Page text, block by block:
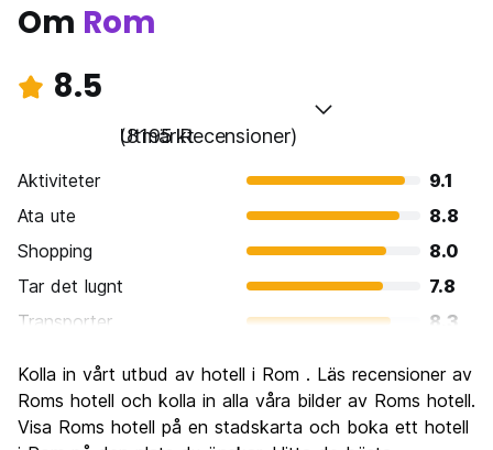
Om Rom
8.5
Utmärkt
(8195 Recensioner)
Aktiviteter
9.1
Ata ute
8.8
Shopping
8.0
Tar det lugnt
7.8
Transporter
8.3
Kultur
9.6
Festa
7.7
Kolla in vårt utbud av hotell i Rom . Läs recensioner av
Roms hotell och kolla in alla våra bilder av Roms hotell.
Visa Roms hotell på en stadskarta och boka ett hotell